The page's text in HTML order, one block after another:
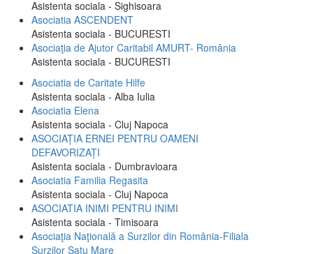
Asistenta sociala - Sighisoara
Asociatia ASCENDENT
Asistenta sociala - BUCURESTI
Asociaţia de Ajutor Caritabil AMURT- România
Asistenta sociala - BUCURESTI
Asociatia de Caritate Hilfe
Asistenta sociala - Alba Iulia
Asociatia Elena
Asistenta sociala - Cluj Napoca
ASOCIAȚIA ERNEI PENTRU OAMENI
DEFAVORIZAȚI
Asistenta sociala - Dumbravioara
Asociatia Familia Regasita
Asistenta sociala - Cluj Napoca
ASOCIATIA INIMI PENTRU INIMI
Asistenta sociala - Timisoara
Asociaţia Naţională a Surzilor din România-Filiala
Surzilor Satu Mare